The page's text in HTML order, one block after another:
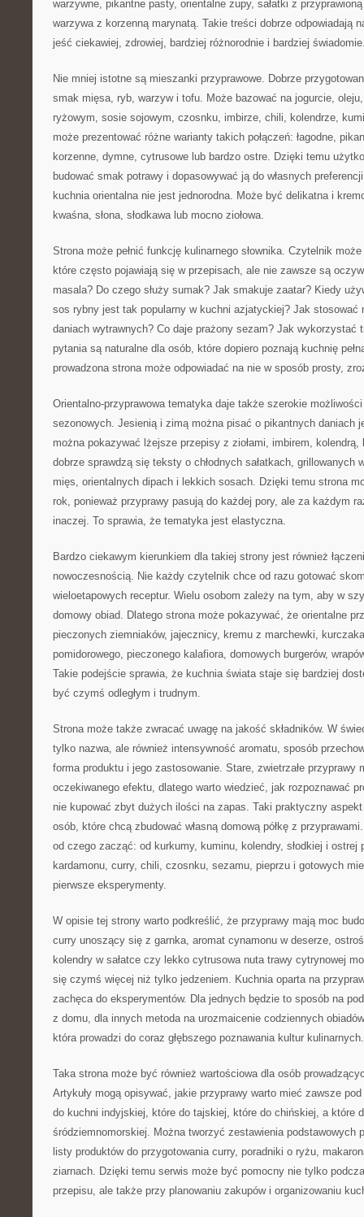
warzywne, pikantne pasty, orientalne zupy, sałatki z
warzywa z korzenną marynatą. Takie treści dobrze odpowiadają
jeść ciekawiej, zdrowiej, bardziej różnorodnie i bardziej
Nie mniej istotne są mieszanki przyprawowe. Dobrze
smak mięsa, ryb, warzyw i tofu. Może bazować na jogurcie,
ryżowym, sosie sojowym, czosnku, imbirze, chili, kolendrze,
może prezentować różne warianty takich połączeń: łagodne,
korzenne, dymne, cytrusowe lub bardzo ostre. Dzięki temu
budować smak potrawy i dopasowywać ją do własnych
kuchnia orientalna nie jest jednorodna. Może być delikatna i
kwaśna, słona, słodkawa lub mocno ziołowa.
Strona może pełnić funkcję kulinarnego słownika. Czytelnik
które często pojawiają się w przepisach, ale nie zawsze są
masala? Do czego służy sumak? Jak smakuje zaatar? Kiedy
sos rybny jest tak popularny w kuchni azjatyckiej? Jak stosować
daniach wytrawnych? Co daje prażony sezam? Jak wykorzystać
pytania są naturalne dla osób, które dopiero poznają kuchnię
prowadzona strona może odpowiadać na nie w sposób prosty,
Orientalno-przyprawowa tematyka daje także szerokie
sezonowych. Jesienią i zimą można pisać o pikantnych daniach
można pokazywać lżejsze przepisy z ziołami, imbirem,
dobrze sprawdzą się teksty o chłodnych sałatkach, grillowanych
mięs, orientalnych dipach i lekkich sosach. Dzięki temu strona
rok, ponieważ przyprawy pasują do każdej pory, ale za każdym
inaczej. To sprawia, że tematyka jest elastyczna.
Bardzo ciekawym kierunkiem dla takiej strony jest również
nowoczesnością. Nie każdy czytelnik chce od razu gotować
wieloetapowych receptur. Wielu osobom zależy na tym, aby w
domowy obiad. Dlatego strona może pokazywać, że orientalne
pieczonych ziemniaków, jajecznicy, kremu z marchewki,
pomidorowego, pieczonego kalafiora, domowych burgerów,
Takie podejście sprawia, że kuchnia świata staje się bardziej
być czymś odległym i trudnym.
Strona może także zwracać uwagę na jakość składników. W
tylko nazwa, ale również intensywność aromatu, sposób
forma produktu i jego zastosowanie. Stare, zwietrzałe przyprawy
oczekiwanego efektu, dlatego warto wiedzieć, jak rozpoznawać
nie kupować zbyt dużych ilości na zapas. Taki praktyczny
osób, które chcą zbudować własną domową półkę z
od czego zacząć: od kurkumy, kuminu, kolendry, słodkiej i ostrej
kardamonu, curry, chili, czosnku, sezamu, pieprzu i gotowych
pierwsze eksperymenty.
W opisie tej strony warto podkreślić, że przyprawy mają moc
curry unoszący się z garnka, aromat cynamonu w deserze,
kolendry w sałatce czy lekko cytrusowa nuta trawy cytrynowej
się czymś więcej niż tylko jedzeniem. Kuchnia oparta na
zachęca do eksperymentów. Dla jednych będzie to sposób na
z domu, dla innych metoda na urozmaicenie codziennych
która prowadzi do coraz głębszego poznawania kultur kulinarnych.
Taka strona może być również wartościowa dla osób
Artykuły mogą opisywać, jakie przyprawy warto mieć zawsze
do kuchni indyjskiej, które do tajskiej, które do chińskiej, a które
śródziemnomorskiej. Można tworzyć zestawienia podstawowych
listy produktów do przygotowania curry, poradniki o ryżu,
ziarnach. Dzięki temu serwis może być pomocny nie tylko
przepisu, ale także przy planowaniu zakupów i organizowaniu